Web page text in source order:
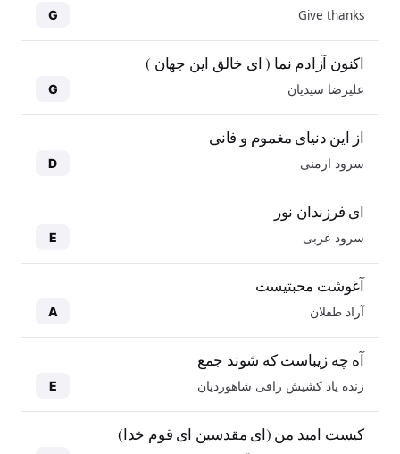
Give thanks
G
اکنون آزادم نما ( ای خالق این جهان )
علیرضا سیدیان G
از این دنیای مغموم و فانی
سرود ارمنی D
ای فرزندان نور
سرود عربی E
آغوشت محبتیست
آراد طفلان A
آه چه زیباست که شوند جمع
زنده یاد کشیش رافی شاهوردیان E
کیست امید من (ای مقدسین ای قوم خدا)